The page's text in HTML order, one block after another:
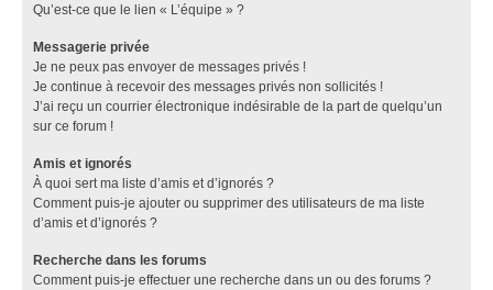
Qu’est-ce que le lien « L’équipe » ?
Messagerie privée
Je ne peux pas envoyer de messages privés !
Je continue à recevoir des messages privés non sollicités !
J’ai reçu un courrier électronique indésirable de la part de quelqu’un
sur ce forum !
Amis et ignorés
À quoi sert ma liste d’amis et d’ignorés ?
Comment puis-je ajouter ou supprimer des utilisateurs de ma liste
d’amis et d’ignorés ?
Recherche dans les forums
Comment puis-je effectuer une recherche dans un ou des forums ?